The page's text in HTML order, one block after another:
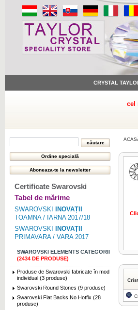
CRYSTAL
cel
Certificate Swarovski
Tabel de mărime
SWAROVSKI
INOVAȚII
TOAMNA / IARNA 2017/18
SWAROVSKI
INOVAȚII
PRIMAVARA / VARA 2017
SWAROVSKI ELEMENTS CATEGORII
(2434 DE PRODUSE)
Produse de Swarovski fabricate în mod
individual (3 produse)
Swarovski Round Stones (9 produse)
Swarovski Flat Backs No Hotfix (28
produse)